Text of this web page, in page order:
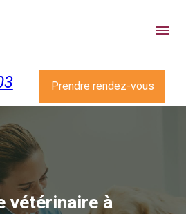
menu
Prendre rendez-vous
vétérinaire à